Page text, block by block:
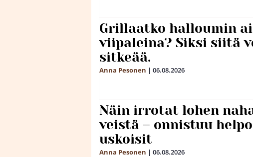
Grillaatko halloumin
viipaleina? Siksi siitä
sitkeää.
Anna Pesonen | 06.08.2026
Näin irrotat lohen
veistä – onnistuu
uskoisit
Anna Pesonen | 06.08.2026